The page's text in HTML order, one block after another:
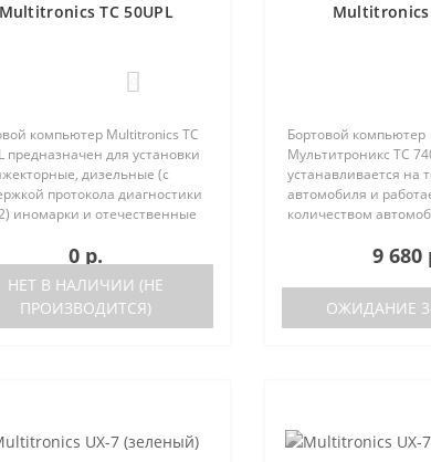
Multitronics TC 50UPL
компьютер Multitronics TC
предназначен для установки
дизельные (с
протокола диагностики
иномарки и отечественные
как с блоками управления
0 р.
НЕТ В НАЛИЧИИ (НЕ
ПРОИЗВОДИТСЯ)
Multitronics
Бортовой компьютер
Мультитроникс TC
устанавливается на
автомобиля и
количеством
Отличия TC 740 от
отсутствие
(модель TC 750 с го..
9 680
ОЖИДАНИЕ